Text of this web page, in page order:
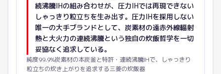
続沸騰IHの組み合わせが、圧力IHでは再現できない
しゃっきり粒立ちを生み出す。圧力IHを採用しない
唯一の大手ブランドとして、炭素材の遠赤外線輻射
熱と大火力の連続沸騰という独自の炊飯哲学を一切
妥協なく追求している。
純度99.9%炭素材の本炭釜と特許・連続沸騰IHで、しゃっきり
粒立ちの炊き上がりを追求する三菱の炊飯器